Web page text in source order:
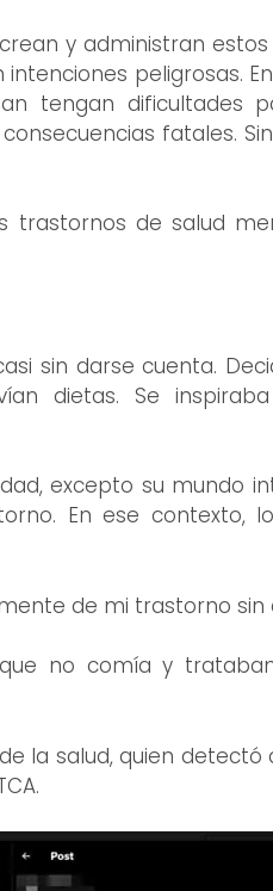
y administran
peligrosas.
tengan dificultades
fatales.
trastornos de salud
sin darse cuenta.
dietas. Se
excepto su mundo
En ese contexto,
de mi trastorno sin
no comía y
la salud, quien detectó